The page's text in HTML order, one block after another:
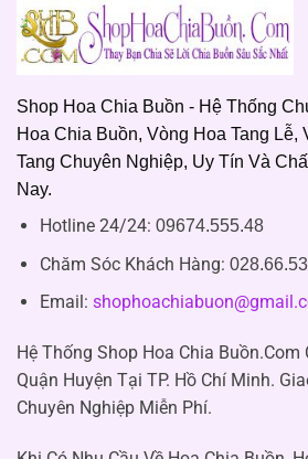
Shop Hoa Chia Buồn - Hệ Thống
Hoa Chia Buồn, Vòng Hoa Tang
Tang Chuyên Nghiệp, Uy Tín Và
Nay.
Hotline 24/24: 09674.555.48
Chăm Sóc Khách Hàng:
Email:
Hệ Thống Shop Hoa Chia Buồn.Com
Quận Huyện Tại TP. Hồ Chí Minh.
Chuyên Nghiệp Miễn Phí.